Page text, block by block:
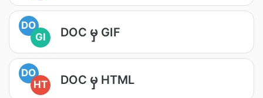
DO
GI
DOC မှ GIF
DO
HT
DOC မှ HTML